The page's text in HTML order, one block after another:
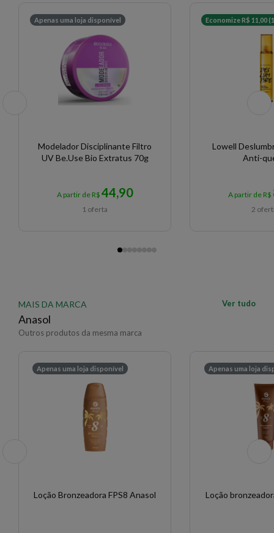
lesionada.EAN: 7897230301747 - 6339
Apenas uma loja disponível
Modelador Disciplinante Filtro
UV Be.Use Bio Extratus 70g
A partir de R$ 44,90
1 oferta
Economize R$ 11,00
Lowell
Anti-
A partir de R$
2
MAIS DA MARCA
Anasol
Outros produtos da mesma marca
Ver tudo
Apenas uma loja disponível
Loção Bronzeadora FPS8 Anasol
Apenas uma loja
Loção